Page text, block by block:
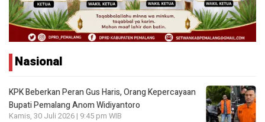
Nasional
KPK Beberkan Peran Gus Haris, Orang Kepercayaan
Bupati Pemalang Anom Widiyantoro
Kamis, 30 Juli 2026 | 9:45 pm WIB